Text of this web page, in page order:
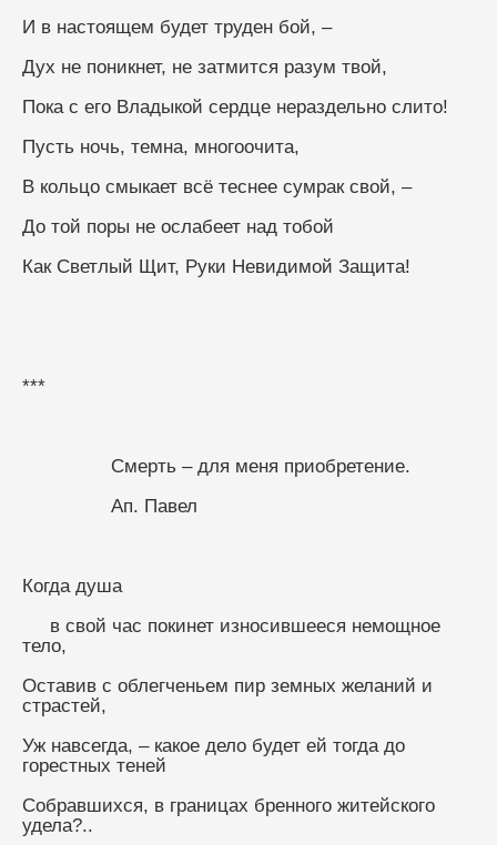
И в настоящем будет труден бой, –
Дух не поникнет, не затмится разум твой,
Пока с его Владыкой сердце нераздельно слито!
Пусть ночь, темна, многоочита,
В кольцо смыкает всё теснее сумрак свой, –
До той поры не ослабеет над тобой
Как Светлый Щит, Руки Невидимой Защита!
***
                Смерть – для меня приобретение.
                Ап. Павел
Когда душа
тело,
Оставив с облегченьем пир земных желаний и
страстей,
Уж навсегда, – какое дело будет ей тогда до
горестных теней
Собравшихся, в границах бренного житейского
удела?..